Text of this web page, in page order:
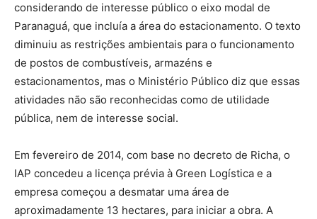
considerando de interesse público o eixo modal de
Paranaguá, que incluía a área do estacionamento. O texto
diminuiu as restrições ambientais para o funcionamento
de postos de combustíveis, armazéns e
estacionamentos, mas o Ministério Público diz que essas
atividades não são reconhecidas como de utilidade
pública, nem de interesse social.
Em fevereiro de 2014, com base no decreto de Richa, o
IAP concedeu a licença prévia à Green Logística e a
empresa começou a desmatar uma área de
aproximadamente 13 hectares, para iniciar a obra. A